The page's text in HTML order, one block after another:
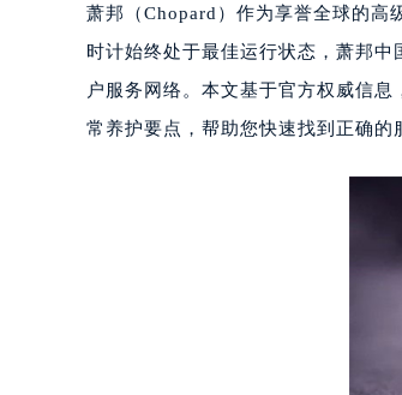
广州市越秀区环市
深圳市罗湖区深南
惠州市惠城区江北
厦门市思明区湖滨
成都市锦江区人民
重庆市江北区观音
长沙市芙蓉区定王
郑州市二七区铭功
太原市迎泽区解放
沈阳市沈河区中街
沈阳市沈河区中街
萧邦（Chopard）作为享誉全球的高
时计始终处于最佳运行状态，萧邦
户服务网络。本文基于官方权威信息
常养护要点，帮助您快速找到正确的